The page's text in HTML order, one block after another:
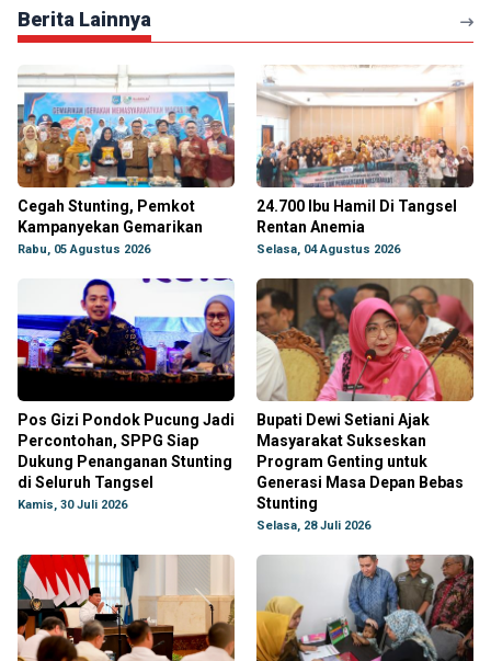
Berita Lainnya
Cegah Stunting, Pemkot
Kampanyekan Gemarikan
Rabu, 05 Agustus 2026
24.700 Ibu Hamil Di Tangsel
Rentan Anemia
Selasa, 04 Agustus 2026
Pos Gizi Pondok Pucung Jadi
Percontohan, SPPG Siap
Dukung Penanganan Stunting
di Seluruh Tangsel
Kamis, 30 Juli 2026
Bupati Dewi Setiani Ajak
Masyarakat Sukseskan
Program Genting untuk
Generasi Masa Depan Bebas
Stunting
Selasa, 28 Juli 2026